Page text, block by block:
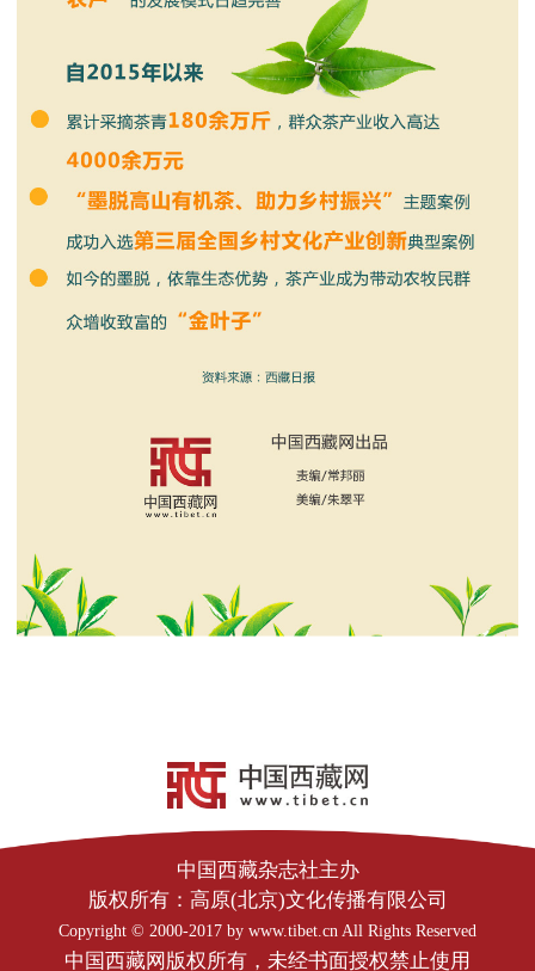
中国西藏杂志社主办
版权所有：高原(北京)文化传播有限公司
Copyright © 2000-2017 by www.tibet.cn All Rights Reserved
中国西藏网版权所有，未经书面授权禁止使用